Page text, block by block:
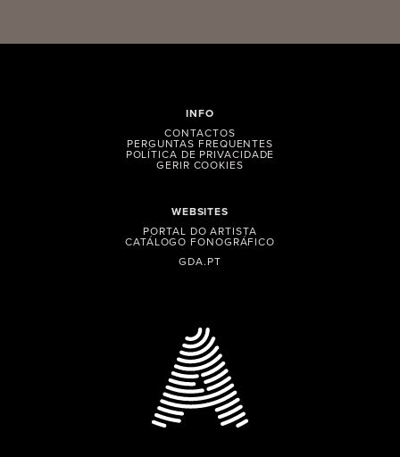
WEBSITES
PORTAL DO ARTISTA
CATÁLOGO FONOGRÁFICO
GDA.PT
INFO
CONTACTOS
PERGUNTAS FREQUENTES
POLÍTICA DE PRIVACIDADE
GERIR COOKIES